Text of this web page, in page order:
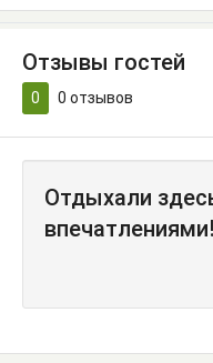
Отзывы гостей
0 0 отзывов
Отдыхали
впечатлениями!